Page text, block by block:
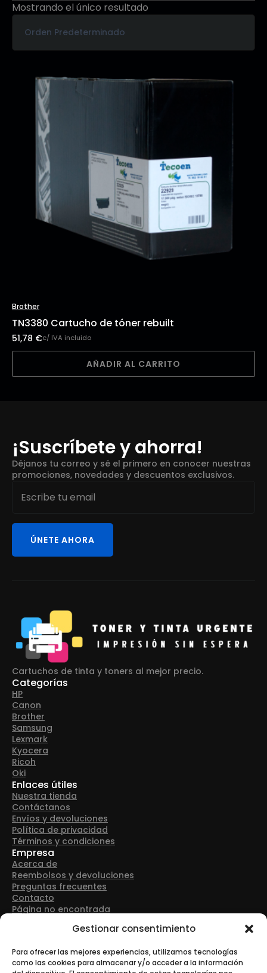
Gestionar consentimiento
Para ofrecer las mejores experiencias, utilizamos tecnologías
como las cookies para almacenar y/o acceder a la información
Mostrando el único resultado
Brother
TN3380 Cartucho de tóner rebuilt
51,78 €c/ IVA incluido
AÑADIR AL CARRITO
¡Suscríbete y ahorra!
Déjanos tu correo y sé el primero en conocer nuestras
promociones, novedades y descuentos exclusivos.
Email
ÚNETE AHORA
Cartuchos de tinta y toners al mejor precio.
Categorías
HP
Canon
Brother
Samsung
Lexmark
Kyocera
Ricoh
Oki
Enlaces útiles
Nuestra tienda
Contáctanos
Envíos y devoluciones
Política de privacidad
Términos y condiciones
Empresa
Acerca de
Reembolsos y devoluciones
Preguntas frecuentes
Contacto
Página no encontrada
Dirección: Avenida Las Retamas 50, 28922, Alcorcón